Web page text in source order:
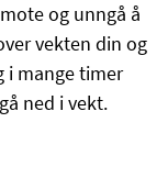
og unngå å
vekten din og
i mange timer
ned i vekt.